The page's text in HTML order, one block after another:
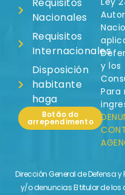
Requisitos
Nacionales
Requisitos
Internacionales
Disposición
habitante
haga
Botão do
arrependimento
y los
Para
Dirección General de Defensa
y/o denuncias El titular de